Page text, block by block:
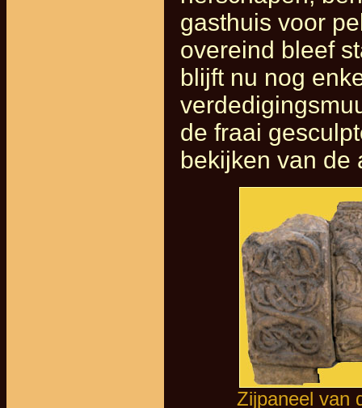
gasthuis voor
overeind bleef
blijft nu nog
de fraai
bekijken van de
Zijpaneel van